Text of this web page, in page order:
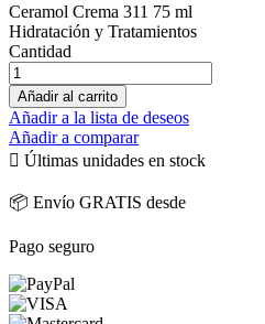
Ceramol Crema 311 75 ml
Hidratación y Tratamientos
Cantidad
Añadir al carrito
Añadir a la lista de deseos
Añadir a comparar
 Últimas unidades en stock
📦 Envío GRATIS desde
Pago seguro